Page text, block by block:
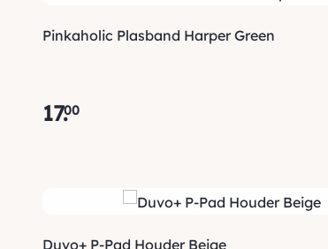
Pinkaholic Plasband Harper Green
17.00
Duvo+ P-Pad Houder Beige